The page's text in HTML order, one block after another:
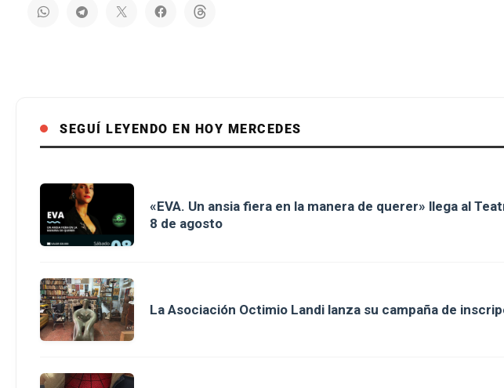
SEGUÍ LEYENDO EN HOY MERCEDES
«EVA. Un ansia fiera en la manera de querer» llega al
8 de agosto
La Asociación Octimio Landi lanza su campaña de